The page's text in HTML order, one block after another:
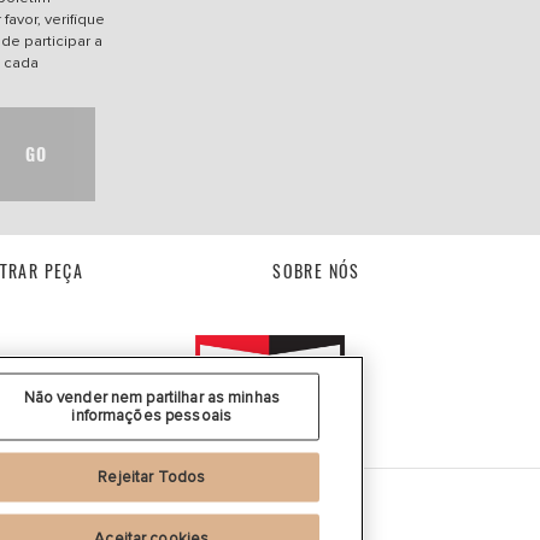
verifique
participar a
GO
PEÇA SOBRE NÓS
Não vender nem partilhar as minhas
informações pessoais
Rejeitar Todos